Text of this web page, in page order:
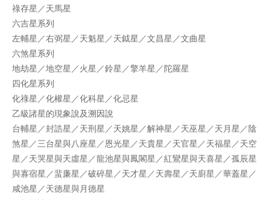
祿存星／天馬星
六吉星系列
左輔星／右弼星／天魁星／天鉞星／文昌星／文曲星
六煞星系列
地劫星／地空星／火星／鈴星／擎羊星／陀羅星
四化星系列
化祿星／化權星／化科星／化忌星
乙級諸星的現象說及溯因說
台輔星／封誥星／天刑星／天姚星／解神星／天巫星／天月星／陰
煞星／三台星與八座星／恩光星／天貴星／天官星／天福星／天空
星／天哭星與天虛星／龍池星與鳳閣星／紅鸞星與天喜星／孤辰星
與寡宿星／蜚廉星／破碎星／天才星／天壽星／天廚星／華蓋星／
咸池星／天德星與月德星